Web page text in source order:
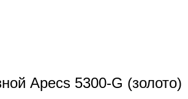
Apecs 5300-G (золото)